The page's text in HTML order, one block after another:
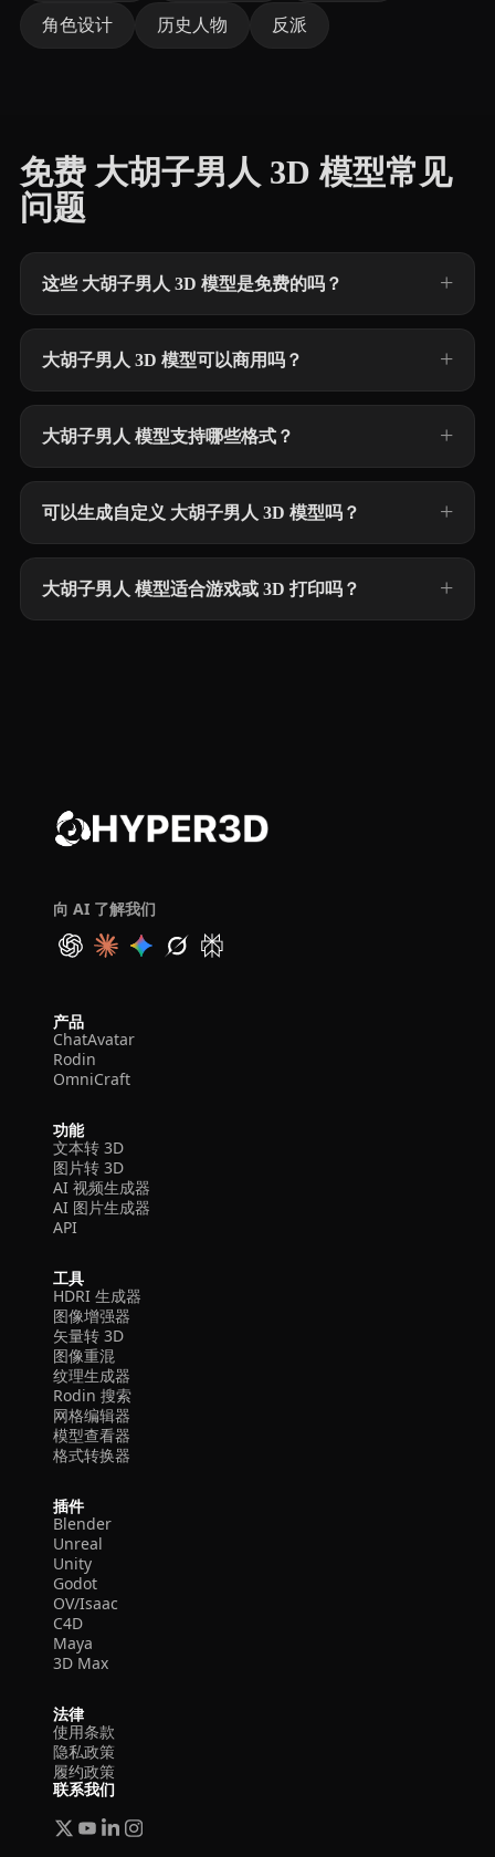
角色设计 历史人物 反派
免费 大胡子男人 3D 模型常见
问题
这些 大胡子男人 3D 模型是免费的吗？
大胡子男人 3D 模型可以商用吗？
大胡子男人 模型支持哪些格式？
可以生成自定义 大胡子男人 3D 模型吗？
大胡子男人 模型适合游戏或 3D 打印吗？
向 AI 了解我们
产品
ChatAvatar
Rodin
OmniCraft
功能
文本转 3D
图片转 3D
AI 视频生成器
AI 图片生成器
API
工具
HDRI 生成器
图像增强器
矢量转 3D
图像重混
纹理生成器
Rodin 搜索
网格编辑器
模型查看器
格式转换器
插件
Blender
Unreal
Unity
Godot
OV/Isaac
C4D
Maya
3D Max
法律
使用条款
隐私政策
履约政策
联系我们